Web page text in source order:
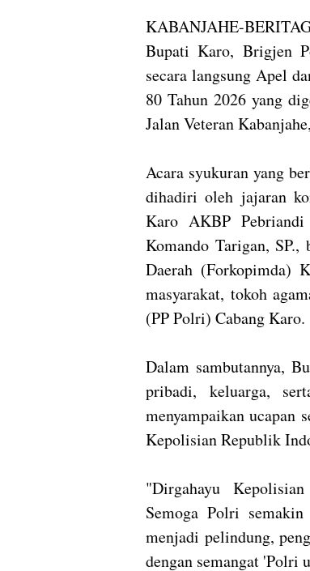
​KABANJAHE-
Bupati Karo, Brigjen
secara langsung Apel
80 Tahun 2026 yang
Jalan Veteran
​Acara syukuran yang
dihadiri oleh jajaran
Karo AKBP
Komando Tarigan, SP.,
Daerah (Forkopimda)
masyarakat, tokoh
(PP Polri) Cabang Karo.
​Dalam sambutannya,
pribadi, keluarga,
menyampaikan ucapan
Kepolisian Republik
​"Dirgahayu
Semoga Polri
menjadi pelindung,
dengan semangat 'Polri